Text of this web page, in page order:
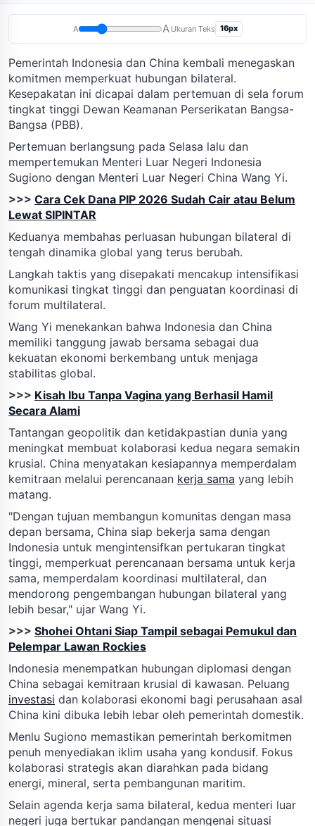
A A Ukuran Teks 16px
Pemerintah Indonesia dan China kembali menegaskan
komitmen memperkuat hubungan bilateral.
Kesepakatan ini dicapai dalam pertemuan di sela forum
tingkat tinggi Dewan Keamanan Perserikatan Bangsa-
Bangsa (PBB).
Pertemuan berlangsung pada Selasa lalu dan
mempertemukan Menteri Luar Negeri Indonesia
Sugiono dengan Menteri Luar Negeri China Wang Yi.
>>> Cara Cek Dana PIP 2026 Sudah Cair atau Belum
Lewat SIPINTAR
Keduanya membahas perluasan hubungan bilateral di
tengah dinamika global yang terus berubah.
Langkah taktis yang disepakati mencakup intensifikasi
komunikasi tingkat tinggi dan penguatan koordinasi di
forum multilateral.
Wang Yi menekankan bahwa Indonesia dan China
memiliki tanggung jawab bersama sebagai dua
kekuatan ekonomi berkembang untuk menjaga
stabilitas global.
>>> Kisah Ibu Tanpa Vagina yang Berhasil Hamil
Secara Alami
Tantangan geopolitik dan ketidakpastian dunia yang
meningkat membuat kolaborasi kedua negara semakin
krusial. China menyatakan kesiapannya memperdalam
kemitraan melalui perencanaan kerja sama yang lebih
matang.
"Dengan tujuan membangun komunitas dengan masa
depan bersama, China siap bekerja sama dengan
Indonesia untuk mengintensifkan pertukaran tingkat
tinggi, memperkuat perencanaan bersama untuk kerja
sama, memperdalam koordinasi multilateral, dan
mendorong pengembangan hubungan bilateral yang
lebih besar," ujar Wang Yi.
>>> Shohei Ohtani Siap Tampil sebagai Pemukul dan
Pelempar Lawan Rockies
Indonesia menempatkan hubungan diplomasi dengan
China sebagai kemitraan krusial di kawasan. Peluang
investasi dan kolaborasi ekonomi bagi perusahaan asal
China kini dibuka lebih lebar oleh pemerintah domestik.
Menlu Sugiono memastikan pemerintah berkomitmen
penuh menyediakan iklim usaha yang kondusif. Fokus
kolaborasi strategis akan diarahkan pada bidang
energi, mineral, serta pembangunan maritim.
Selain agenda kerja sama bilateral, kedua menteri luar
negeri juga bertukar pandangan mengenai situasi